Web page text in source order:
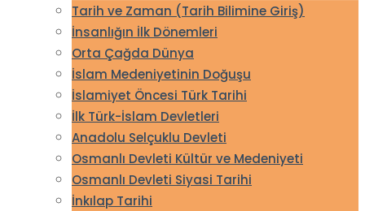
Tarih ve Zaman (Tarih Bilimine Giriş)
İnsanlığın İlk Dönemleri
Orta Çağda Dünya
İslam Medeniyetinin Doğuşu
İslamiyet Öncesi Türk Tarihi
İlk Türk-İslam Devletleri
Anadolu Selçuklu Devleti
Osmanlı Devleti Kültür ve Medeniyeti
Osmanlı Devleti Siyasi Tarihi
İnkılap Tarihi